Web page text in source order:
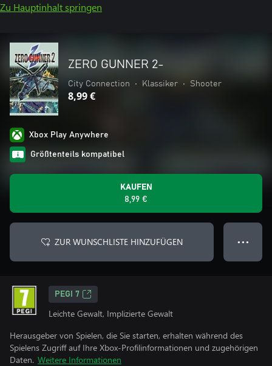
Zu Hauptinhalt springen
ZERO GUNNER 2-
City Connection • Klassiker • Shooter
8,99 €
Xbox Play Anywhere
Größtenteils kompatibel
KAUFEN
8,99 €
ZUR WUNSCHLISTE HINZUFÜGEN ● ● ●
PEGI 7
Leichte Gewalt, Implizierte Gewalt
Herausgeber von Spielen, die Sie starten, erhalten während des
Spielens Zugriff auf Ihre Xbox-Profilinformationen und zugehörigen
Daten. Weitere Informationen